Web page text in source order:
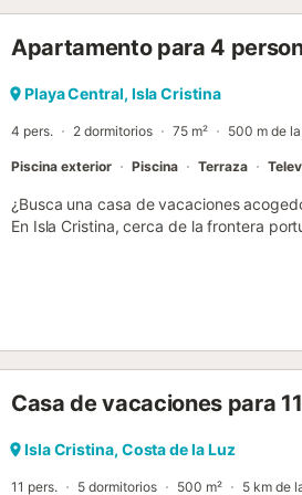
jardín o limitar el uso del agua del
Apartamento para 4
Playa Central, Isla Cristina
4 pers. 2 dormitorios 75 m² 500 m de
Piscina exterior Piscina Terraza
¿Busca una casa de vacaciones
En Isla Cristina, cerca de la frontera
impresión hogareña y acogedora. El
se sale a la hermosa terraza. Disfrute
piscina compartida al aire libre le
pinares, dos campos de golf y todos los
Casa de vacaciones para
Isla Cristina, Costa de la Luz
11 pers. 5 dormitorios 500 m² 5 km de